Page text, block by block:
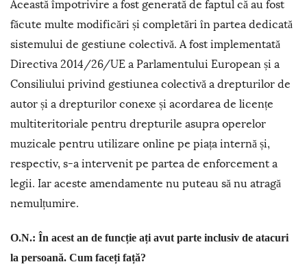
Această împotrivire a fost generată de faptul că au fost
făcute multe modificări și completări în partea dedicată
sistemului de gestiune colectivă. A fost implementată
Directiva 2014/26/UE a Parlamentului European și a
Consiliului privind gestiunea colectivă a drepturilor de
autor și a drepturilor conexe și acordarea de licențe
multiteritoriale pentru drepturile asupra operelor
muzicale pentru utilizare online pe piața internă și,
respectiv, s-a intervenit pe partea de enforcement a
legii. Iar aceste amendamente nu puteau să nu atragă
nemulțumire.
O.N.: În acest an de funcție ați avut parte inclusiv de atacuri
la persoană. Cum faceți față?